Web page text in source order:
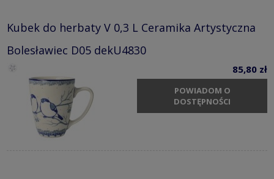
Kubek do herbaty V 0,3 L Ceramika Artystyczna
Bolesławiec D05 dekU4830
85,80 zł
POWIADOM O
DOSTĘPNOŚCI